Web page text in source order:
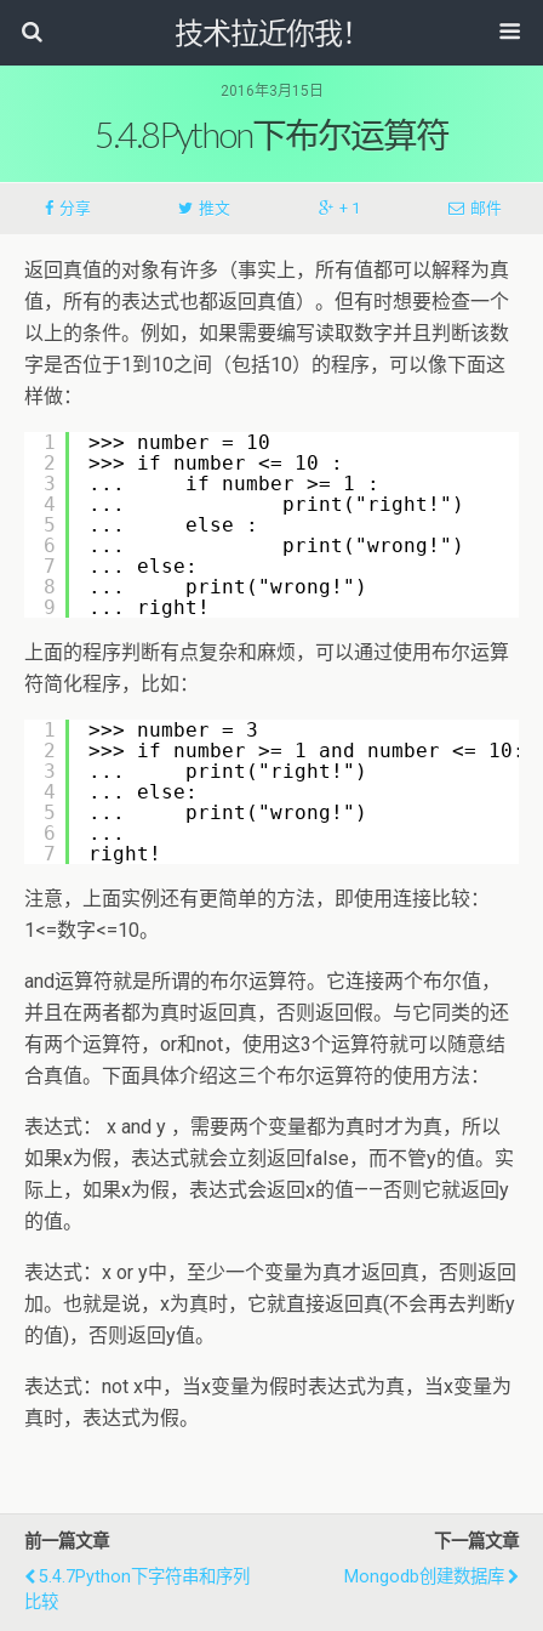
技术拉近你我！
2016年3月15日
5.4.8Python下布尔运算符
分享 推文 + 1 邮件
返回真值的对象有许多（事实上，所有值都可以解释为真
值，所有的表达式也都返回真值）。但有时想要检查一个
以上的条件。例如，如果需要编写读取数字并且判断该数
字是否位于1到10之间（包括10）的程序，可以像下面这
样做：
1
2
3
4
5
6
7
8
9
>>> number = 10
>>> if number <= 10 :
...     if number >= 1 :
...             print("right!")
...     else :
...             print("wrong!")
... else:
...     print("wrong!")
... right!
上面的程序判断有点复杂和麻烦，可以通过使用布尔运算
符简化程序，比如：
1
2
3
4
5
6
7
>>> number = 3
>>> if number >= 1 and number <= 10:
...     print("right!")
... else:
...     print("wrong!")
...
right!
注意，上面实例还有更简单的方法，即使用连接比较：
1<=数字<=10。
and运算符就是所谓的布尔运算符。它连接两个布尔值，
并且在两者都为真时返回真，否则返回假。与它同类的还
有两个运算符，or和not，使用这3个运算符就可以随意结
合真值。下面具体介绍这三个布尔运算符的使用方法：
表达式： x and y ，需要两个变量都为真时才为真，所以
如果x为假，表达式就会立刻返回false，而不管y的值。实
际上，如果x为假，表达式会返回x的值——否则它就返回y
的值。
表达式：x or y中，至少一个变量为真才返回真，否则返回
加。也就是说，x为真时，它就直接返回真(不会再去判断y
的值)，否则返回y值。
表达式：not x中，当x变量为假时表达式为真，当x变量为
真时，表达式为假。
前一篇文章
5.4.7Python下字符串和序列
比较
下一篇文章
Mongodb创建数据库